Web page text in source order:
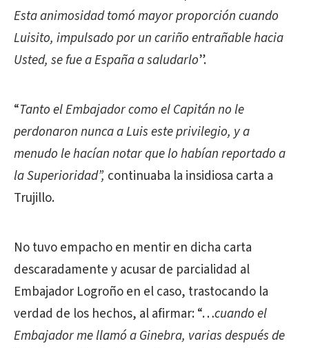
Esta animosidad tomó mayor proporción cuando
Luisito, impulsado por un cariño entrañable hacia
Usted, se fue a España a saludarlo”.
“Tanto el Embajador como el Capitán no le
perdonaron nunca a Luis este privilegio, y a
menudo le hacían notar que lo habían reportado a
la Superioridad”, continuaba la insidiosa carta a
Trujillo.
No tuvo empacho en mentir en dicha carta
descaradamente y acusar de parcialidad al
Embajador Logroño en el caso, trastocando la
verdad de los hechos, al afirmar: “…cuando el
Embajador me llamó a Ginebra, varias después de